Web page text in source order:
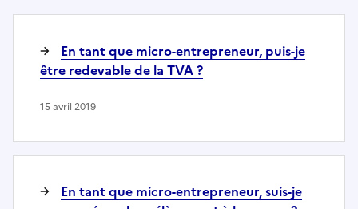
En tant que micro-entrepreneur, puis-je
être redevable de la TVA ?
15 avril 2019
En tant que micro-entrepreneur, suis-je